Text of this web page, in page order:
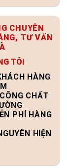
CHUYÊN
TƯ VẤN
TÔI
HÀNG
CHẤT
PHÍ HÀNG
HIỆN